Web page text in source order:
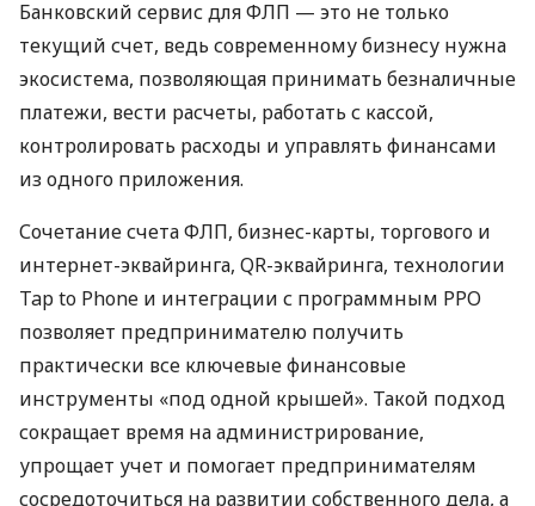
Банковский сервис для ФЛП — это не только
текущий счет, ведь современному бизнесу нужна
экосистема, позволяющая принимать безналичные
платежи, вести расчеты, работать с кассой,
контролировать расходы и управлять финансами
из одного приложения.
Сочетание счета ФЛП, бизнес-карты, торгового и
интернет-эквайринга, QR-эквайринга, технологии
Tap to Phone и интеграции с программным РРО
позволяет предпринимателю получить
практически все ключевые финансовые
инструменты «под одной крышей». Такой подход
сокращает время на администрирование,
упрощает учет и помогает предпринимателям
сосредоточиться на развитии собственного дела, а